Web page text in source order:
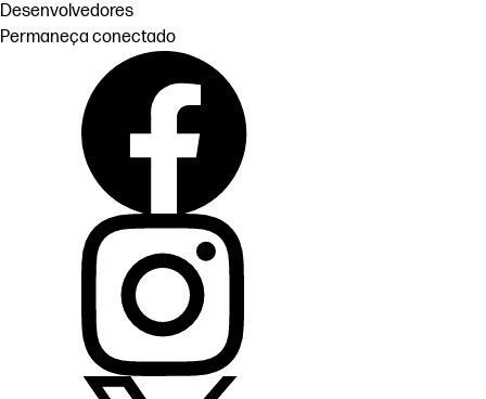
Desenvolvedores
Permaneça conectado